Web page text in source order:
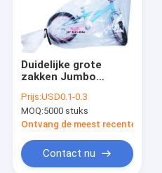
Duidelijke grote
zakken Jumbo
het verpakken van
kleren
Prijs:USD0.1-0.3
MOQ:5000 stuks
Ontvang de meest recente Prijs
Contact nu